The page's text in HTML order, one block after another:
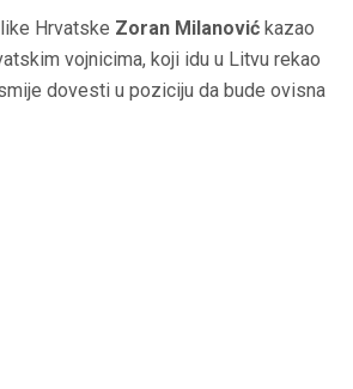
Hrvatske Zoran Milanović kazao
vojnicima, koji idu u Litvu rekao
dovesti u poziciju da bude ovisna